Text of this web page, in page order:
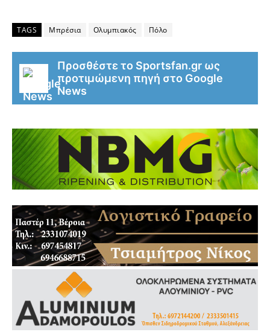
TAGS Μπρέσια Ολυμπιακός Πόλο
Προσθέστε το Sportsfan.gr ως
προτιμώμενη πηγή στο Google
News